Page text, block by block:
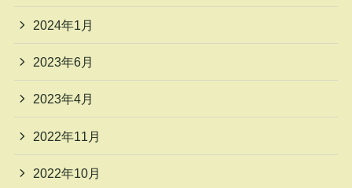
2024年1月
2023年6月
2023年4月
2022年11月
2022年10月